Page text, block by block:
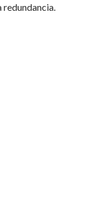
redundancia.